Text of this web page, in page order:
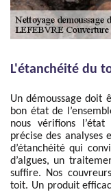
L'étanchéité du
Un démoussage doit
bon état de
nous vérifions
précise des analyses
d’étanchéité qui
d’algues, un
suffire. Nos
toit. Un produit